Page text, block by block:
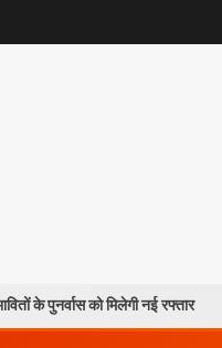
मिलेगी नई रफ्तार